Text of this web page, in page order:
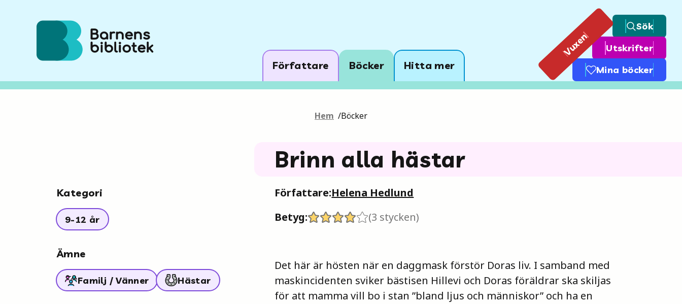
Författare Böcker Hitta mer
Vuxen
Sök
Utskrifter
Mina böcker
Hem /Böcker
Brinn alla hästar
Författare:Helena Hedlund
Betyg:
(3 stycken)
Det här är hösten när en daggmask förstör Doras liv. I samband med
maskincidenten sviker bästisen Hillevi och Doras föräldrar ska skiljas
för att mamma vill bo i stan ”bland ljus och människor” och ha en
Kategori
9-12 år
Ämne
Familj / Vänner Hästar